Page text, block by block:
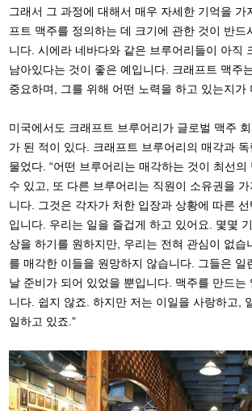
그래서 그 과정에 대해서 매우 자세한 기억을 가
프트 맥주를 정의하는 데 크기에 관한 것이 반드
니다. 시에라 네바다와 같은 브루어리들이 아직
남아있다는 것이 좋은 예입니다. 크래프트 맥주
중요하며, 그를 위해 어떤 노력을 하고 있는지가
미국에서도 크래프트 브루어리가 글로벌 맥주
가 된 적이 있다. 크래프트 브루어리의 매각과
물었다. “어떤 브루어리는 매각하는 것이 최선
수 있고, 또 다른 브루어리는 직원이 소유권을
니다. 그것은 각자가 처한 입장과 상황에 따른
입니다. 우리는 일을 즐겁게 하고 있어요. 몇몇
상을 하기를 원하지만, 우리는 전혀 관심이 없습
를 매각한 이들을 원망하지 않습니다. 그들은 일
날 준비가 되어 있었을 뿐입니다. 맥주를 만드는
니다. 쉽지 않죠. 하지만 저는 이일을 사랑하고,
일하고 있죠.”